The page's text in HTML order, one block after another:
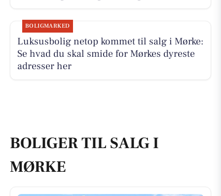
BOLIGMARKED
Luksusbolig netop kommet til salg i Mørke:
Se hvad du skal smide for Mørkes dyreste
adresser her
BOLIGER TIL SALG I
MØRKE